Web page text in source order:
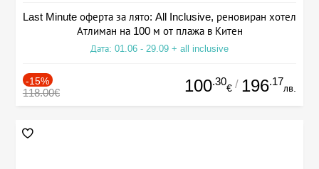
Last Minute оферта за лято: All Inclusive, реновиран хотел
Атлиман на 100 м от плажа в Китен
Дата: 01.06 - 29.09 + all inclusive
-15%
118.00€ 100.30
€ / 196.17
лв.